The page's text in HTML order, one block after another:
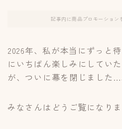
記事内に商品プロモーション
2026年、私が本当にずっと
にいちばん楽しみにしてい
が、ついに幕を閉じました…
みなさんはどうご覧になり